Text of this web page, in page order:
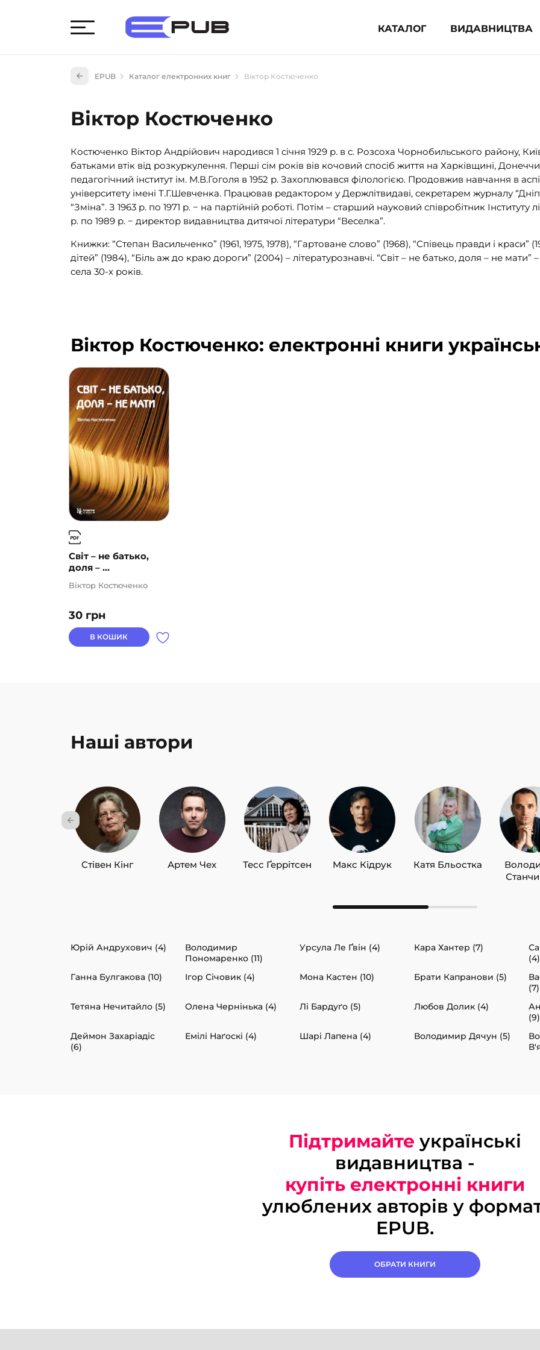
КАТАЛОГ ВИДАВНИЦТВА
Художня література (1854)
Науково-популярна література (1015)
(527)
Енциклопедії, довідники, словники
Подарункові сертифікати (1)
EPUB Каталог електронних книг Віктор Костюченко
Віктор Костюченко
Костюченко Віктор Андрійович народився 1 січня 1929 р. в с. Розсоха Чорнобильського району,
батьками втік від розкуркулення. Перші сім років вів кочовий спосіб життя на Харківщині,
педагогічний інститут ім. М.В.Гоголя в 1952 р. Захоплювався філологією. Продовжив навчання в
університету імені Т.Г.Шевченка. Працював редактором у Держлітвидаві, секретарем журналу
“Зміна”. З 1963 р. по 1971 р. − на партійній роботі. Потім – старший науковий співробітник
р. по 1989 р. − директор видавництва дитячої літератури “Веселка”.
Книжки: “Степан Васильченко” (1961, 1975, 1978), “Гартоване слово” (1968), “Співець правди і краси”
дітей” (1984), “Біль аж до краю дороги” (2004) – літературознавчі. “Світ – не батько, доля – не
села 30-х років.
Віктор Костюченко: електронні книги
Світ – не батько,
доля – ...
30 грн
Віктор Костюченко
В КОШИК
Наші автори
Стівен Кінг Артем Чех Тесс Ґеррітсен Макс Кідрук Катя Бльостка
Юрій Андрухович (4)
Володимир
Пономаренко (11)
Урсула Ле Ґвін (4) Кара Хантер (7)
(4)
Ганна Булгакова (10)
Ігор Січовик (4) Мона Кастен (10) Брати Капранови (5)
(7)
Тетяна Нечитайло (5)
Олена Чернінька (4) Лі Бардуґо (5) Любов Долик (4)
(9)
Деймон Захаріадіс
(6)
Емілі Наґоскі (4) Шарі Лапена (4) Володимир Дячун (5)
Підтримайте українські
видавництва -
купіть електронні книги
улюблених авторів у
EPUB.
ОБРАТИ КНИГИ